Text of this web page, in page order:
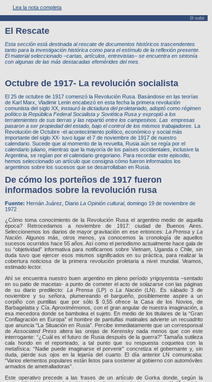
Lea la nota completa
Θ subir
El Rescate
Esta sección está destinada al rescate de documentos históricos trascendentes
tanto para la investigación histórica como para el estímulo de la reflexión presente.
El material seleccionado –cartas, artículos, entrevistas– se encuentra en sintonía
con algunas de las más destacadas efemérides del mes.
Octubre de 1917- La revolución socialista
El 25 de octubre de 1917 comenzó la Revolución Rusa. Basándose en las teorías
de Karl Marx, Vladimir Lenin encabezó en esta fecha la primera revolución
comunista del siglo XX, instauró la dictadura del proletariado, adoptó como régimen
político la República Federal Socialista y Soviética Rusa y expropió a los
terratenientes de sus tierras y las repartió entre los campesinos. Las empresas
pasaron a ser propiedad del estado, bajo el control de los mismos trabajadores. La
Revolución de Octubre -el acontecimiento político, económico y social más
importante del siglo XX- tuvo lugar el 7 de noviembre de 1917 de nuestro
calendario. Sucede que al momento de la revuelta, Rusia aún se regía por el
calendario juliano, mientras que la mayoría de los países occidentales, inclusive la
Argentina, se regían por el calendario gregoriano. Para recordar este episodio,
hemos seleccionado un artículo que consigna cómo fueron informados los
argentinos sobre los sucesos que se desarrollaban en Rusia.
De cómo los porteños de 1917 fueron
informados sobre la revolución rusa
Fuente: Hernán Juárez, Diario La Opinión cultural, domingo 19 de noviembre de
1972
¿Cómo toma conocimiento de la Revolución Rusa el argentino medio de aquella
época? Retrocedamos a noviembre de 1917: ciudad de Buenos Aires.
Seleccionemos los diarios de mayor gravitación en ese entonces: La Prensa yLa
Nación . Algunos más, otros menos, ya conocemos la cronología de aquellos
sucesos ocurridos hace 55 años. Así como el periodismo actualmente hace gala de
su “objetividad” informativa para notificarnos sobre Vietnam, Uganda o Chile, sin
duda tuvo que ejercer esos mismos significados en su práctica, para realizar la
cobertura noticiosa de la primera revolución proletaria a nivel mundial. Veamos,
estimado lector.
Ahí se encuentra nuestro buen argentino en pleno período yrigoyenista –sentado
en su patio de macetas- a punto de cometer el acto de solazarse con las páginas
de su diario predilecto: La Prensa (LP) oLa Nación(LN). Es sábado 3 de
noviembre y su señora, plumereando el bargueño, posiblemente aspire a un
corpiño con puntillas que por sólo $ 0,55 ofrece la Casa de los Novios, de
Barbagelatta y Cía. Aproximémonos, con el gran angular de nuestra imaginación, a
esa mecedora donde se bambolea el sujeto. En medio de los titulares de la “Gran
Conflagración en Europa” el hombre de pantuflas matinales advierte un recuadrito
que anuncia “La Situación en Rusia”. Percibe inmediatamente que un corresponsal
de Associated Press altera las orejas de Kerensky nada menos que con este
interrogante: “¿Cuál es el futuro de Rusia después de la guerra?” Tamaña sutileza
cala hondo en el reporteado, a tal punto que su respuesta coquetea con la
metafísica: “Nadie puede imaginarse el porvenir” concretiza el gobernante y, sin
duda, pierde sus ojos en la lejanía del cuarto. El día anterior LN comunicaba:
“Varios elementos populares están listos para sostener al gobierno con automóviles
armados de ametralladoras”.
Este operativo precede a las frases de un artículo de Gorka donde, según la